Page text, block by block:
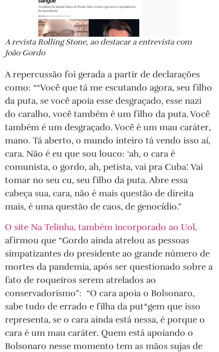
A revista Rolling Stone, ao destacar a entrevista com
João Gordo
A repercussão foi gerada a partir de declarações
como: ““Você que tá me escutando agora, seu filho
da puta, se você apoia esse desgraçado, esse nazi
do caralho, você também é um filho da puta. Você
também é um desgraçado. Você é um mau caráter,
mano. Tá aberto, o mundo inteiro tá vendo isso aí,
cara. Não é eu que sou louco: ‘ah, o cara é
comunista, o gordo, ah, petista, vai pra Cuba’. Vai
tomar no seu cu, seu filho da puta. Abre essa
cabeça sua, cara, não é mais questão de direita
mais, é uma questão de caos, de genocídio.”
O site Na Telinha, também incorporado ao Uol,
afirmou que “Gordo ainda atrelou as pessoas
simpatizantes do presidente ao grande número de
mortes da pandemia, após ser questionado sobre a
fato de roqueiros serem atrelados ao
conservadorismo”: “O cara apoia o Bolsonaro,
sabe tudo de errado e filha da put*gem que isso
representa, se o cara ainda está nessa, é porque o
cara é um mau caráter. Quem está apoiando o
Bolsonaro nesse momento tem as mãos sujas de